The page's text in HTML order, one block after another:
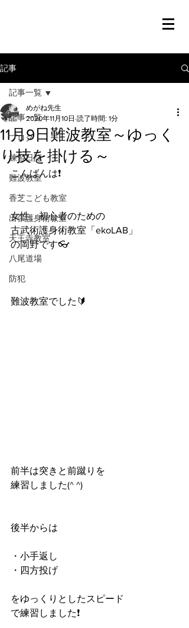
記事
記事一覧
ブログ
練習日記
難波教室
香芝こども教室
出張護身術教室
天王寺教室
八尾道場
防犯
記事一覧
11月9日難波教室～ゆっく
り技を掛ける～
めがね先生
2020年11月10日 読了時間: 1分
こんばんは❗️
女性、初心者のための
古武術護身術教室「ekoLAB」
の岡野です👓
難波教室でした🔰
前半は突きと前蹴りを
練習しました(^ ^)
後半からは
・小手返し
・四方投げ
をゆっくりとしたスピード
で練習しました❗️